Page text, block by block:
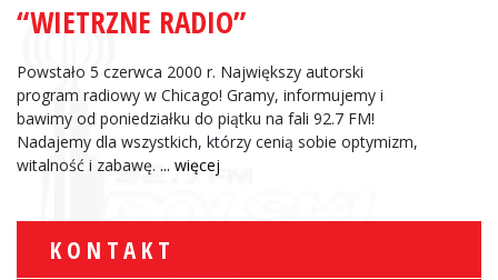
“WIETRZNE RADIO”
Powstało 5 czerwca 2000 r. Największy autorski
program radiowy w Chicago! Gramy, informujemy i
bawimy od poniedziałku do piątku na fali 92.7 FM!
Nadajemy dla wszystkich, którzy cenią sobie optymizm,
witalność i zabawę. ... więcej
KONTAKT